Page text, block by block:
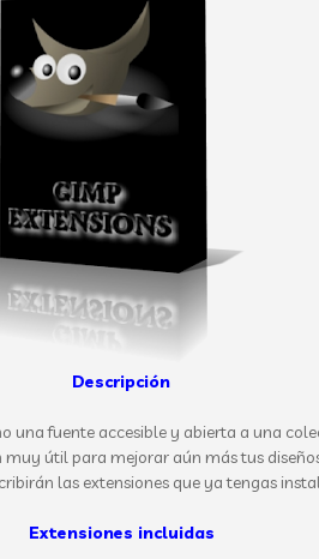
Descripción
una fuente accesible y abierta a una
muy útil para mejorar aún más tus
las extensiones que ya tengas
Extensiones incluidas